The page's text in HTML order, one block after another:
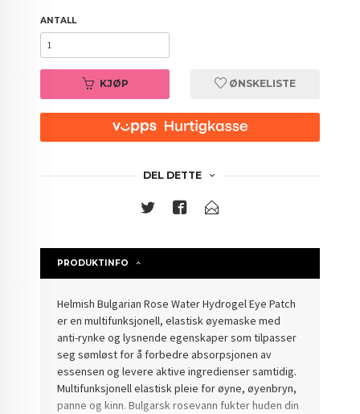
ANTALL
KJØP ØNSKELISTE
DEL DETTE
PRODUKTINFO
Helmish Bulgarian Rose Water Hydrogel Eye Patch
er en multifunksjonell, elastisk øyemaske med
anti-rynke og lysnende egenskaper som tilpasser
seg sømløst for å forbedre absorpsjonen av
essensen og levere aktive ingredienser samtidig.
Multifunksjonell elastisk pleie for øyne, øyenbryn,
panne og kinn. Bulgarsk rosevann fukter huden din